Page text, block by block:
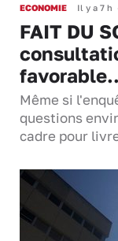
ECONOMIE Il y a 7 h
FAIT DU
Même si
questions
cadre pour